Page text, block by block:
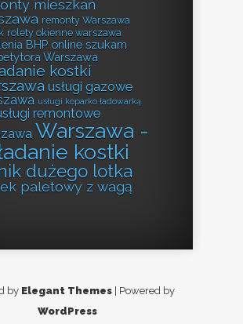
mieszkań
remonty Warszawa
rolety okienne warszawa
BHP online szukam
Warszawa
kostki
usługi gazowe
usługi koparko ładowarką
remontowe
Warszawa -
kostki
dużego lotka
paletowy z wagą
by Elegant Themes | Powered by
WordPress